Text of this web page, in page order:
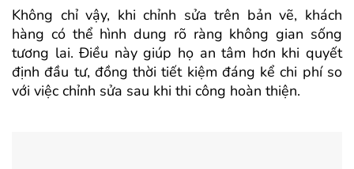
Không chỉ vậy, khi chỉnh sửa trên bản vẽ, khách
hàng có thể hình dung rõ ràng không gian sống
tương lai. Điều này giúp họ an tâm hơn khi quyết
định đầu tư, đồng thời tiết kiệm đáng kể chi phí so
với việc chỉnh sửa sau khi thi công hoàn thiện.